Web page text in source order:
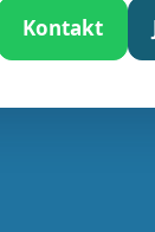
Kontakt